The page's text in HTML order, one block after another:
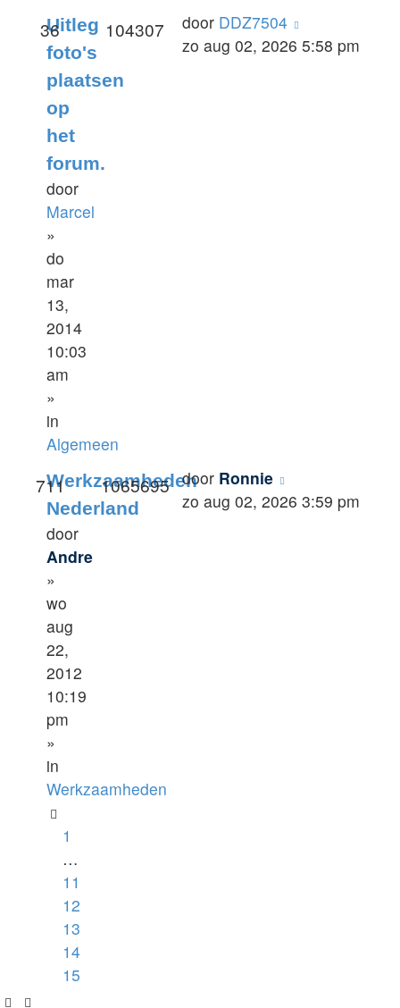
Uitleg
foto's
plaatsen
op
het
forum.
door
Marcel
»
do
mar
13,
2014
10:03
am
»
in
Algemeen
36 104307 door DDZ7504
zo aug 02, 2026 5:58 pm
Werkzaamheden
Nederland
door
Andre
»
wo
aug
22,
2012
10:19
pm
»
in
Werkzaamheden
1
…
11
12
13
14
15
711 1065695 door Ronnie
zo aug 02, 2026 3:59 pm